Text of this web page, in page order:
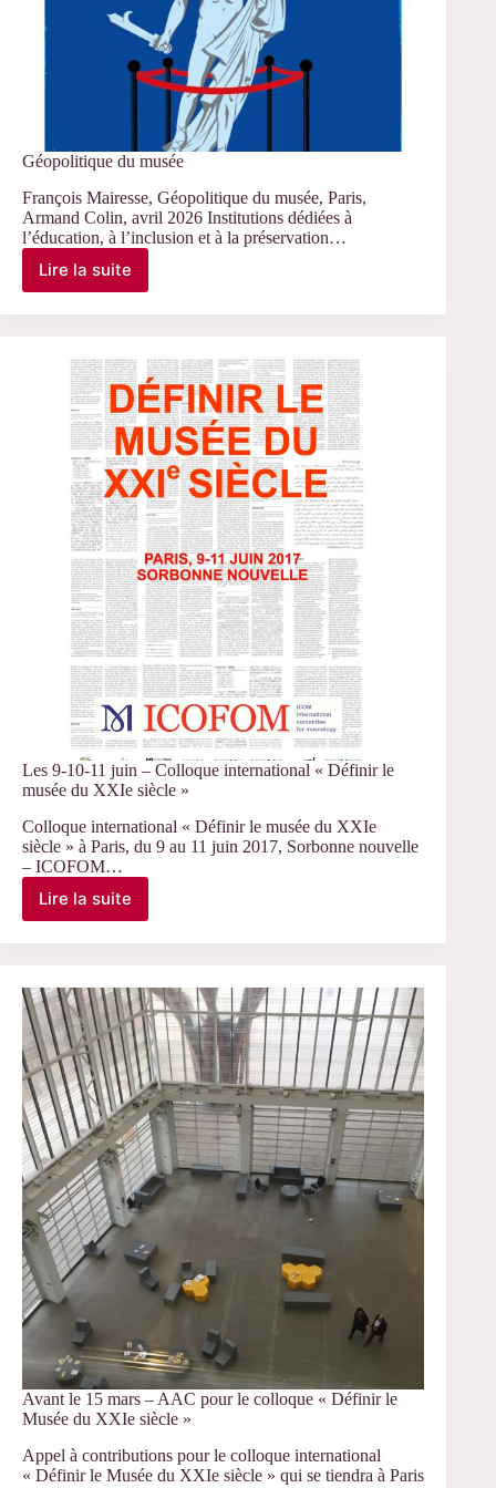
Géopolitique du musée
François Mairesse, Géopolitique du musée, Paris,
Armand Colin, avril 2026 Institutions dédiées à
l’éducation, à l’inclusion et à la préservation…
Lire la suiteGéopolitique
Les 9-10-11 juin – Colloque international « Définir le
musée du XXIe siècle »
Colloque international « Définir le musée du XXIe
siècle » à Paris, du 9 au 11 juin 2017, Sorbonne nouvelle
– ICOFOM…
Lire la suite
Les
juin
–
Colloque
international
« Définir
le
musée
du
XXIe
siècle »
Avant le 15 mars – AAC pour le colloque « Définir le
Musée du XXIe siècle »
Appel à contributions pour le colloque international
« Définir le Musée du XXIe siècle » qui se tiendra à Paris